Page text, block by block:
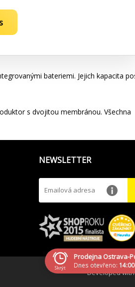
sluchátka. Symetrickým DI
Mp3 přehrávač nebo jiný zvukový
bateriemi. Jejich kapacita
s dvojitou membránou. Všechna
NEWSLETTER
Developed
Prodejna Ostrava-
Dnes otevřeno:
Skrýt